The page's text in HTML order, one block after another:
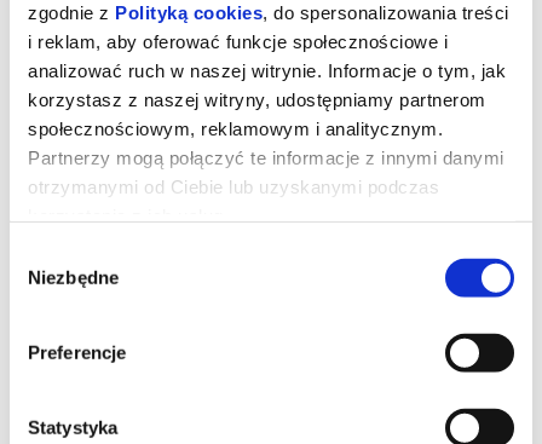
zgodnie z Polityką cookies, do spersonalizowania treści
i reklam, aby oferować funkcje społecznościowe i
analizować ruch w naszej witrynie. Informacje o tym, jak
korzystasz z naszej witryny, udostępniamy partnerom
społecznościowym, reklamowym i analitycznym.
Partnerzy mogą połączyć te informacje z innymi danymi
otrzymanymi od Ciebie lub uzyskanymi podczas
zgody
Niezbędne
Preferencje
Statystyka
Gdybyś dowiedział się, że nie jesteśmy sami, gdyby ktoś ci to
pokazał i udowodnił, bałbyś się?
reżyseria: Steven Spielberg
obsada: Emily Blunt, Josh O’Connor, Colin Firth, Eve Hewson,